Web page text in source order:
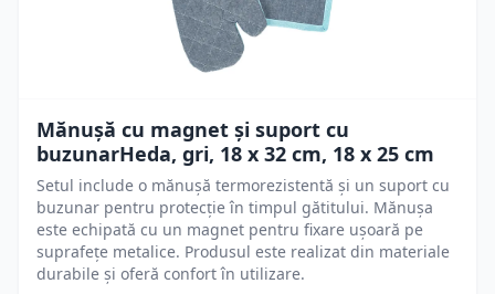
Mănușă cu magnet și suport cu
buzunarHeda, gri, 18 x 32 cm, 18 x 25 cm
Setul include o mănușă termorezistentă și un suport cu
buzunar pentru protecție în timpul gătitului. Mănușa
este echipată cu un magnet pentru fixare ușoară pe
suprafețe metalice. Produsul este realizat din materiale
durabile și oferă confort în utilizare.